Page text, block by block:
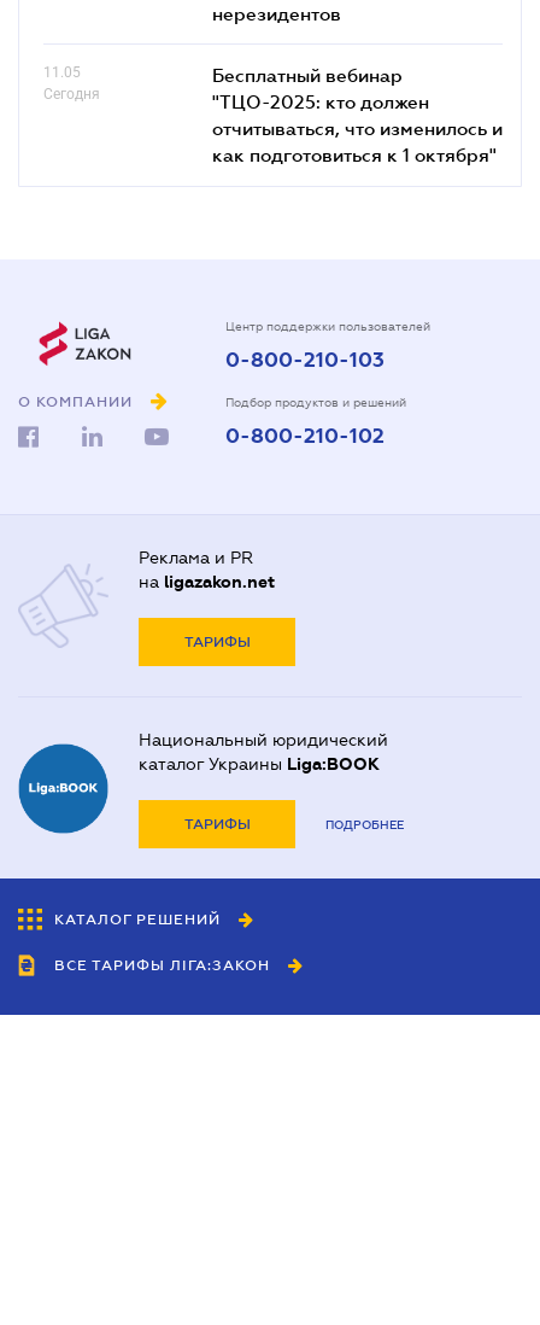
нерезидентов
11.05
Сегодня
Бесплатный вебинар
"ТЦО-2025: кто должен
отчитываться, что изменилось и
как подготовиться к 1 октября"
О КОМПАНИИ
Центр поддержки пользователей
0-800-210-103
Подбор продуктов и решений
0-800-210-102
Реклама и PR
на ligazakon.net
ТАРИФЫ
Национальный юридический
каталог Украины Liga:BOOK
ТАРИФЫ ПОДРОБНЕЕ
КАТАЛОГ РЕШЕНИЙ
ВСЕ ТАРИФЫ ЛІГА:ЗАКОН